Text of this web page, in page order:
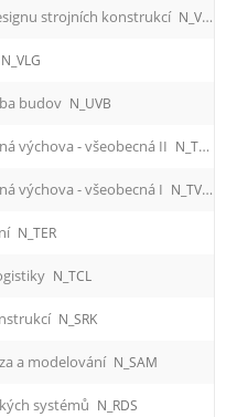
strojních konstrukcí N_VRS
N_VLG
budov N_UVB
výchova - všeobecná II N_TVU_2
výchova - všeobecná I N_TVU_1
N_TER
N_TCL
N_SRK
a modelování N_SAM
systémů N_RDS